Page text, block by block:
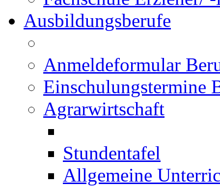
Ausbildungsberufe
Anmeldeformular
Einschulungstermine
Agrarwirtschaft
Stundentafel
Allgemeine